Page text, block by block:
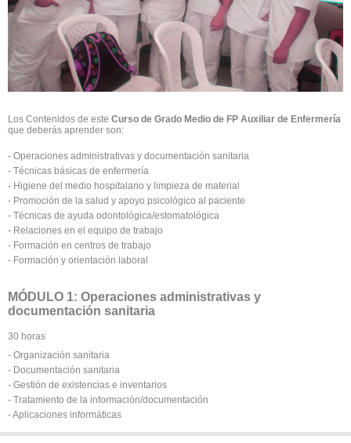
Los Contenidos de este Curso de Grado Medio de FP Auxiliar de Enfermería
que deberás aprender son:
- Operaciones administrativas y documentación sanitaria
- Técnicas básicas de enfermería
- Higiene del medio hospitalario y limpieza de material
- Promoción de la salud y apoyo psicológico al paciente
- Técnicas de ayuda odontológica/estomatológica
- Relaciones en el equipo de trabajo
- Formación en centros de trabajo
- Formación y orientación laboral
MÓDULO 1: Operaciones administrativas y
documentación sanitaria
30 horas
- Organización sanitaria
- Documentación sanitaria
- Gestión de existencias e inventarios
- Tratamiento de la información/documentación
- Aplicaciones informáticas